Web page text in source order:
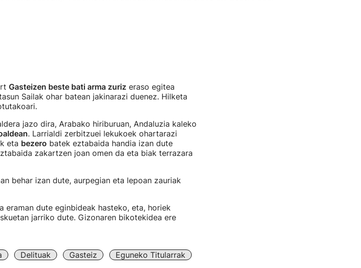
Gasteizen beste bati arma zurizeraso egitea
Sailak ohar batean jakinarazi duenez. Hilketa
jazo dira, Arabako hiriburuan, Andaluzia kaleko
. Larrialdi zerbitzuei lekukoek ohartarazi
k eta bezero batek eztabaida handia izan dute
zakartzen joan omen da eta biak terrazara
behar izan dute, aurpegian eta lepoan zauriak
dute eginbideak hasteko, eta, horiek
jarriko dute. Gizonaren bikotekidea ere
Delituak Gasteiz Eguneko Titularrak